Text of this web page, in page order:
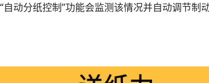
动分纸控制”功能会监测该情况并自动调节